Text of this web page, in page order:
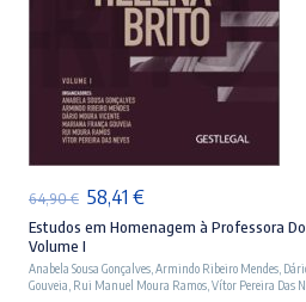
64,90€ O
preço
original
era:
58,41 €O
preço
atual
é:
Estudos em Homenagem à Professora
Volume I
Anabela Sousa Gonçalves Armindo Ribeiro Mendes
Gouveia Rui Manuel Moura Ramos Vítor Pereira Das